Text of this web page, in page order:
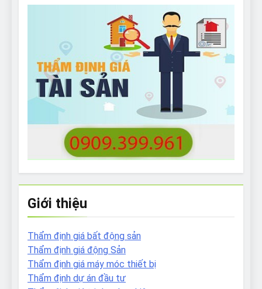
Giới thiệu
Thẩm định giá bất động sản
Thẩm định giá động Sản
Thẩm định giá máy móc thiết bị
Thẩm định dự án đầu tư